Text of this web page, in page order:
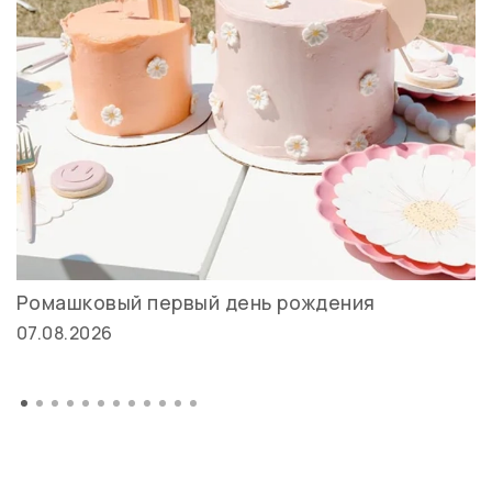
Ромашковый первый день рождения
07.08.2026